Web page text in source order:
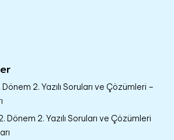
Dönem 2. Yazılı Soruları ve Çözümleri –
Dönem 2. Yazılı Soruları ve Çözümleri